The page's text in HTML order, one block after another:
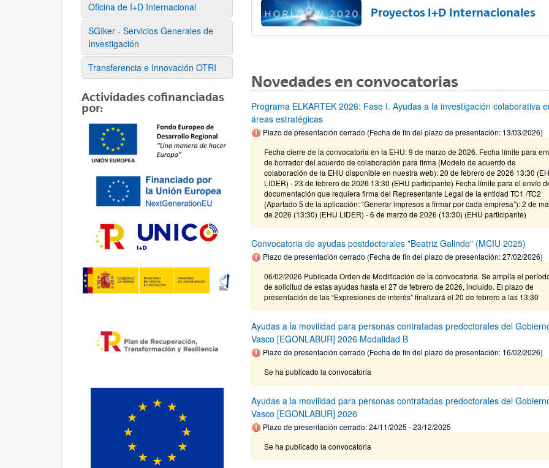
Oficina de I+D Internacional
SGIker - Servicios Generales de
Investigación
Transferencia e Innovación OTRI
Actividades cofinanciadas
por:
Proyectos I+D Internacionales
Novedades en convocatorias
Programa ELKARTEK 2026: Fase I. Ayudas a la investigación colaborativa
áreas estratégicas
Plazo de presentación cerrado (Fecha de fin del plazo de presentación: 13/03/2026)
Fecha cierre de la convocatoria en la EHU: 9 de marzo de 2026. Fecha límite para
de borrador del acuerdo de colaboración para firma (Modelo de acuerdo de
colaboración de la EHU disponible en nuestra web): 20 de febrero de 2026 13:30
LIDER) - 23 de febrero de 2026 13:30 (EHU participante) Fecha límite para el envío
documentación que requiera firma del Representante Legal de la entidad TC1 /TC2
(Apartado 5 de la aplicación: “Generar impresos a firmar por cada empresa”): 2 de
de 2026 (13:30) (EHU LIDER) - 6 de marzo de 2026 (13:30) (EHU participante)
Convocatoria de ayudas postdoctorales "Beatriz Galindo" (MCIU 2025)
Plazo de presentación cerrado (Fecha de fin del plazo de presentación: 27/02/2026)
06/02/2026 Publicada Orden de Modificación de la convocatoria. Se amplía el
de solicitud de estas ayudas hasta el 27 de febrero de 2026, incluido. El plazo de
presentación de las “Expresiones de interés” finalizará el 20 de febrero a las 13:30
Ayudas a la movilidad para personas contratadas predoctorales del
Vasco [EGONLABUR] 2026 Modalidad B
Plazo de presentación cerrado (Fecha de fin del plazo de presentación: 16/02/2026)
Se ha publicado la convocatoria
Ayudas a la movilidad para personas contratadas predoctorales del
Vasco [EGONLABUR] 2026
Plazo de presentación cerrado: 24/11/2025 - 23/12/2025
Se ha publicado la convocatoria